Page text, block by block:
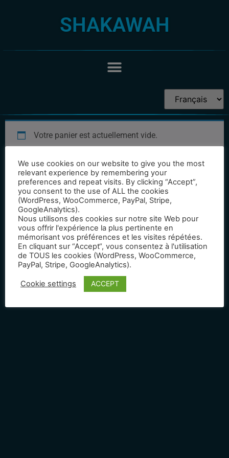
SHAKAWAH
Votre panier est actuellement vide.
Retour à la boutique
© All rights reserved
We use cookies on our website to give you the most
relevant experience by remembering your
preferences and repeat visits. By clicking “Accept”,
you consent to the use of ALL the cookies
(WordPress, WooCommerce, PayPal, Stripe,
GoogleAnalytics).
Nous utilisons des cookies sur notre site Web pour
vous offrir l'expérience la plus pertinente en
mémorisant vos préférences et les visites répétées.
En cliquant sur “Accept“, vous consentez à l'utilisation
de TOUS les cookies (WordPress, WooCommerce,
PayPal, Stripe, GoogleAnalytics).
Cookie settings ACCEPT